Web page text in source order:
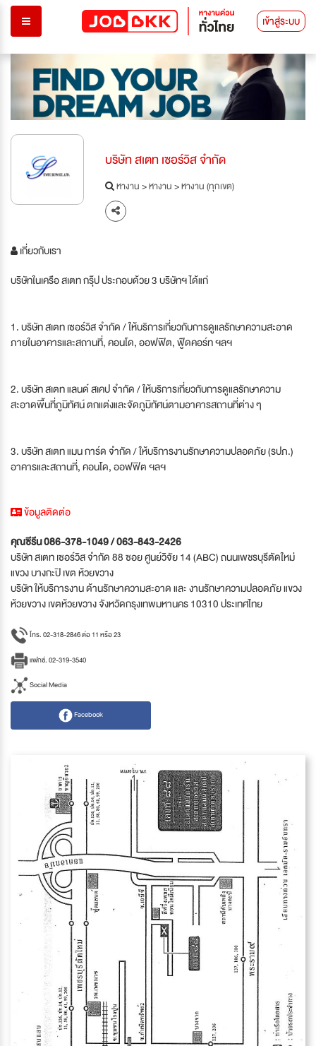
เข้าสู่ระบบ
บริษัท สเตท เซอร์วิส จำกัด
หางาน>หางาน>หางาน (ทุกเขต)
เกี่ยวกับเรา
บริษัทในเครือ สเตท กรุ๊ป ประกอบด้วย 3 บริษัทฯ ได้แก่
1. บริษัท สเตท เซอร์วิส จำกัด / ให้บริการเกี่ยวกับการดูแลรักษาความสะอาด
ภายในอาคารและสถานที่, คอนโด, ออฟฟิต, ฟู๊ดคอร์ท ฯลฯ
2. บริษัท สเตท แลนด์ สเคป จำกัด / ให้บริการเกี่ยวกับการดูแลรักษาความ
สะอาดพื้นที่ภูมิทัศน์ ตกแต่งและจัดภูมิทัศน์ตามอาคารสถานที่ต่าง ๆ
3. บริษัท สเตท แมน การ์ด จำกัด / ให้บริการงานรักษาความปลอดภัย (รปภ.)
อาคารและสถานที่, คอนโด, ออฟฟิต ฯลฯ
ข้อมูลติดต่อ
คุณซีรีน 086-378-1049 / 063-843-2426
บริษัท สเตท เซอร์วิส จำกัด 88 ซอย ศูนย์วิจัย 14 (ABC) ถนนเพชรบุรีตัดใหม่
แขวง บางกะปิ เขต ห้วยขวาง
บริษัท ให้บริการงาน ด้านรักษาความสะอาด และ งานรักษาความปลอดภัย แขวง
ห้วยขวาง เขตห้วยขวาง จังหวัดกรุงเทพมหานคร 10310 ประเทศไทย
โทร. 02-318-2846 ต่อ 11 หรือ 23
แฟกซ์. 02-319-3540
Social Media
Facebook